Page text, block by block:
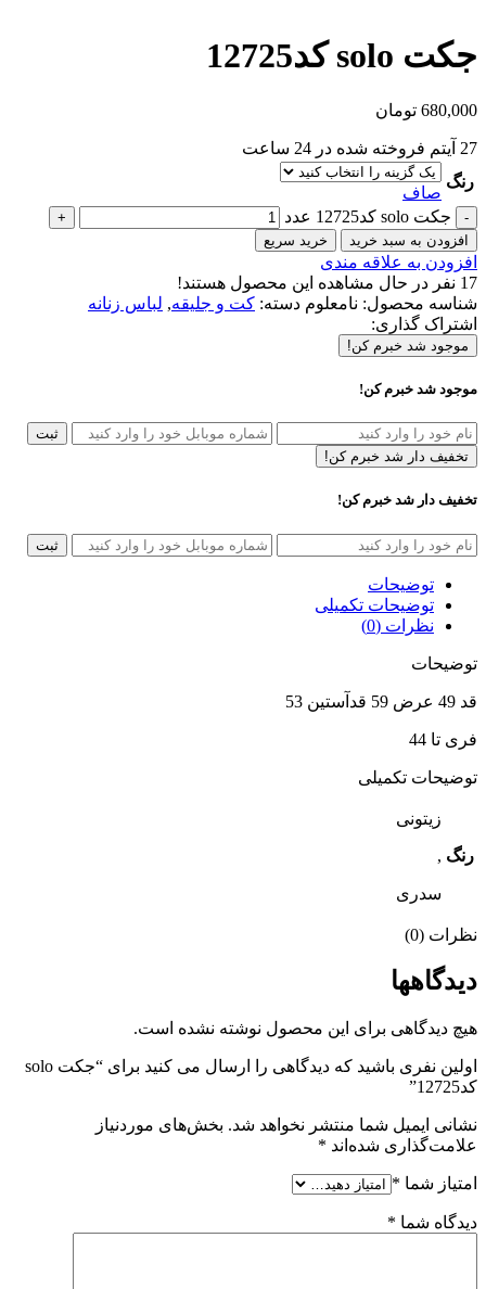
جکت solo کد12725
680,000 تومان
27 آیتم فروخته شده در 24 ساعت
رنگ
صاف
جکت solo کد12725 عدد
افزودن به سبد خرید خرید سریع
افزودن به علاقه مندی
17 نفر در حال مشاهده این محصول هستند!
شناسه محصول: نامعلوم دسته: کت و جلیقه, لباس زنانه
اشتراک گذاری:
موجود شد خبرم کن!
موجود شد خبرم کن!
ثبت
تخفیف دار شد خبرم کن!
تخفیف دار شد خبرم کن!
ثبت
توضیحات
توضیحات تکمیلی
نظرات (0)
توضیحات
قد 49 عرض 59 قدآستین 53
فری تا 44
توضیحات تکمیلی
رنگ
زیتونی
,
سدری
نظرات (0)
دیدگاهها
هیچ دیدگاهی برای این محصول نوشته نشده است.
اولین نفری باشید که دیدگاهی را ارسال می کنید برای “جکت solo
کد12725”
نشانی ایمیل شما منتشر نخواهد شد. بخش‌های موردنیاز
علامت‌گذاری شده‌اند *
امتیاز شما *
دیدگاه شما *